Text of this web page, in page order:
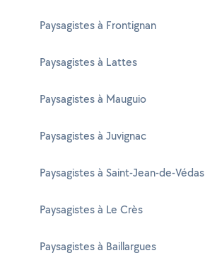
Paysagistes à Frontignan
Paysagistes à Lattes
Paysagistes à Mauguio
Paysagistes à Juvignac
Paysagistes à Saint-Jean-de-Védas
Paysagistes à Le Crès
Paysagistes à Baillargues